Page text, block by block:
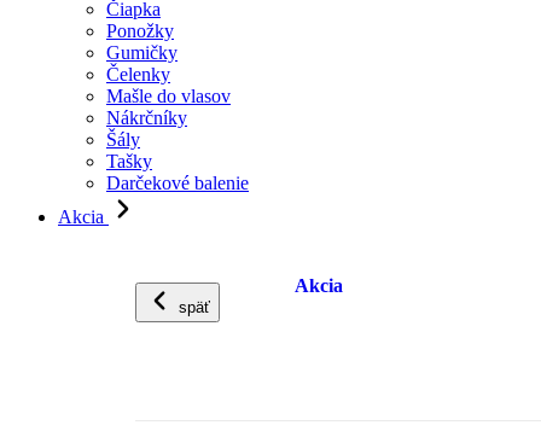
Čiapka
Ponožky
Gumičky
Čelenky
Mašle do vlasov
Nákrčníky
Šály
Tašky
Darčekové balenie
Akcia
späť
Akcia